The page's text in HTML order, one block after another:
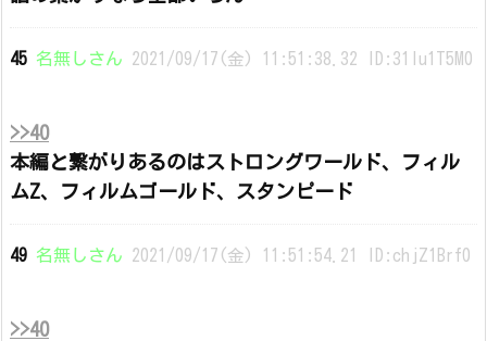
45 名無しさん 2021/09/17(金) 11:51:38.32 ID:31lu1T5M0
>>40
本編と繋がりあるのはストロングワールド、フィル
ムZ、フィルムゴールド、スタンピード
49 名無しさん 2021/09/17(金) 11:51:54.21 ID:chjZ1Brf0
>>40